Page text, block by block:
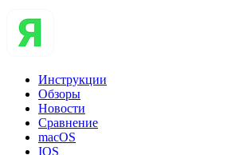
Инструкции
Обзоры
Новости
Сравнение
macOS
IOS